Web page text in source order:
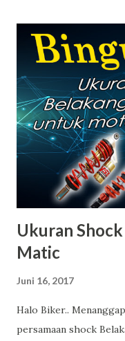
Ukuran
Matic
Juni 16, 2017
Halo Biker..
persamaan shock